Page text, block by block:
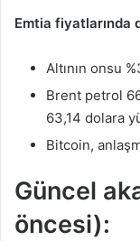
Emtia fiyatlarında
Altının onsu
Brent petrol
63,14 dolara
Bitcoin,
Güncel
öncesi):